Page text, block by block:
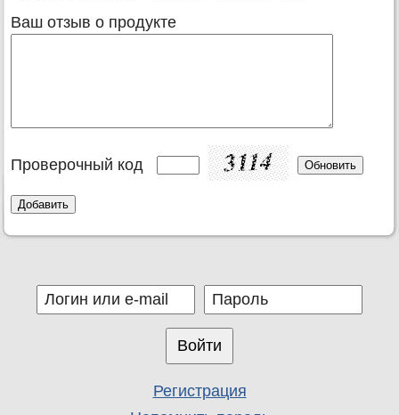
Ваш отзыв о продукте
Проверочный код
Регистрация